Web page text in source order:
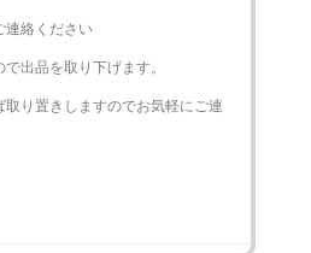
連絡ください
出品を取り下げます。
り置きしますのでお気軽にご連